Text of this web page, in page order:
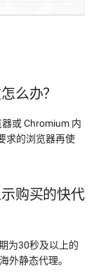
么办？
或 Chromium 内
求的浏览器再使
购买的快代
为30秒及以上的
外静态代理。